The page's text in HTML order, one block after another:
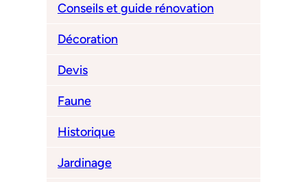
Conseils et guide rénovation
Décoration
Devis
Faune
Historique
Jardinage